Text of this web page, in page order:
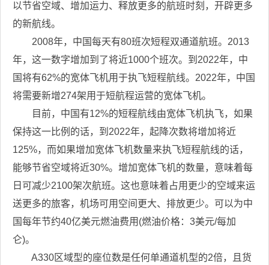
以节省空域、增加运力、释放更多的航班时刻，开辟更多
的新航线。
2008年，中国每天有80班次短程双通道航班。2013
年，这一数字增加到了将近1000个班次。到2022年，中
国将有62%的宽体飞机用于执飞短程航线。2022年，中国
将需要新增274架用于短航程运营的宽体飞机。
目前，中国有12%的短程航线由宽体飞机执飞，如果
保持这一比例的话，到2022年，起降次数将增加将近
125%，而如果增加宽体飞机数量来执飞短程航线的话，
能够节省空域将近30%。增加宽体飞机的数量，意味着每
日可减少2100架次航班。这也意味着占用更少的空域来运
送更多的旅客，机场可用空间更大、排放更少。可以为中
国每年节约40亿美元燃油费用(燃油价格：3美元/每加
仑)。
A330区域型的座位数是任何单通道机型的2倍，且货